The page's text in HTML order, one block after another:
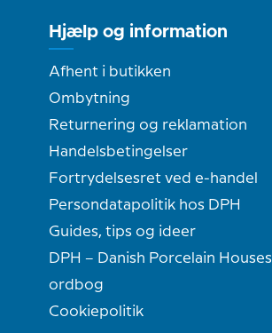
Hjælp og information
Afhent i butikken
Ombytning
Returnering og reklamation
Handelsbetingelser
Fortrydelsesret ved e-handel
Persondatapolitik hos DPH
Guides, tips og ideer
DPH – Danish Porcelain Houses
ordbog
Cookiepolitik